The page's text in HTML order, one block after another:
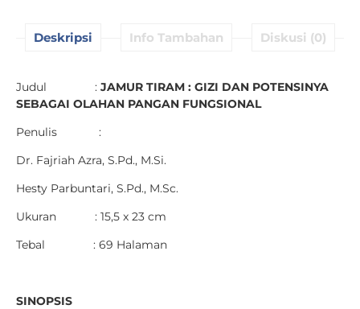
Deskripsi Info Tambahan Diskusi (0)
Judul : JAMUR TIRAM : GIZI DAN POTENSINYA
SEBAGAI OLAHAN PANGAN FUNGSIONAL
Penulis :
Dr. Fajriah Azra, S.Pd., M.Si.
Hesty Parbuntari, S.Pd., M.Sc.
Ukuran : 15,5 x 23 cm
Tebal : 69 Halaman
SINOPSIS